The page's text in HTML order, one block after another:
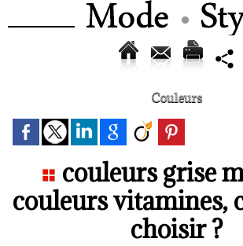
Couleurs
couleurs grise
couleurs vitamines,
choisir ?